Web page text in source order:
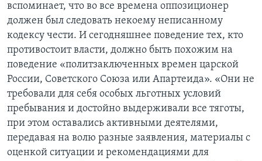
вспоминает, что во все времена оппозиционер
должен был следовать некоему неписанному
кодексу чести. И сегодняшнее поведение тех, кто
противостоит власти, должно быть похожим на
поведение «политзаключенных времен царской
России, Советского Союза или Апартеида». «Они не
требовали для себя особых льготных условий
пребывания и достойно выдерживали все тяготы,
при этом оставались активными деятелями,
передавая на волю разные заявления, материалы с
оценкой ситуации и рекомендациями для